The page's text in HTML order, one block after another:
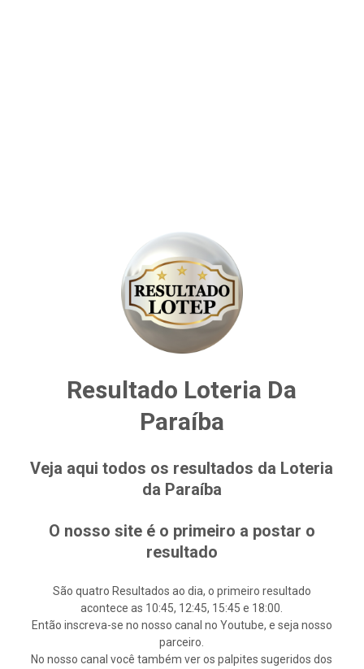
Resultado Loteria Da
Paraíba
Veja aqui todos os resultados da Loteria
da Paraíba
O nosso site é o primeiro a postar o
resultado
São quatro Resultados ao dia, o primeiro resultado
acontece as 10:45, 12:45, 15:45 e 18:00.
Então inscreva-se no nosso canal no Youtube, e seja nosso
parceiro.
No nosso canal você também ver os palpites sugeridos dos